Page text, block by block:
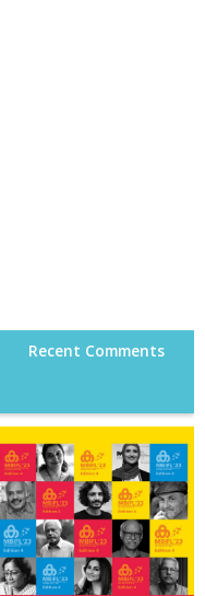
Recent Comments